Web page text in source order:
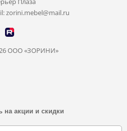
zorini.mebel@mail.ru
ООО «ЗОРИНИ»
на акции и скидки